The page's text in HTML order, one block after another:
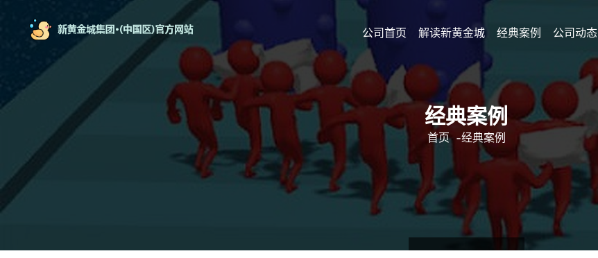
公司首页 解读新黄金城 经典案例 公司动态
经典案例
首页 -经典案例